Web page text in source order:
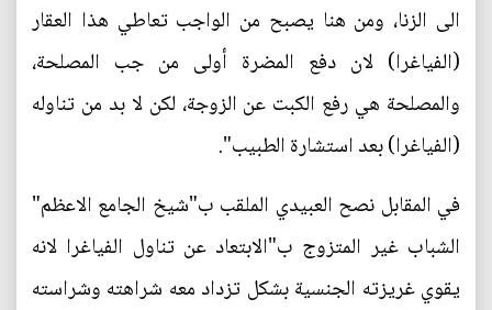
الى الزنا، ومن هنا يصبح من الواجب تعاطي هذا العقار
(الفياغرا) لان دفع المضرة أولى من جب المصلحة،
والمصلحة هي رفع الكبت عن الزوجة، لكن لا بد من تناوله
(الفياغرا) بعد استشارة الطبيب".
في المقابل نصح العبيدي الملقب ب"شيخ الجامع الاعظم"
الشباب غير المتزوج ب"الابتعاد عن تناول الفياغرا لانه
يقوي غريزته الجنسية بشكل تزداد معه شراهته وشراسته